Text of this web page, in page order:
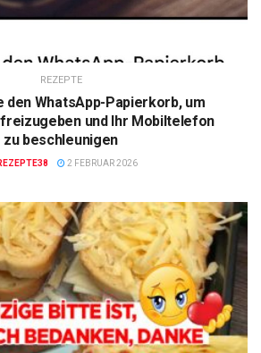
REZEPTE
den WhatsApp-Papierkorb, um
und Ihr Mobiltelefon
zu beschleunigen
2 FEBRUAR 2026